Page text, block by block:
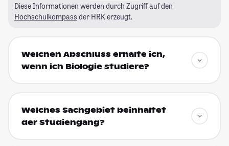
Diese Informationen werden durch Zugriff auf den
Hochschulkompass der HRK erzeugt.
Welchen Abschluss erhalte ich,
wenn ich Biologie studiere?
Welches Sachgebiet beinhaltet
der Studiengang?